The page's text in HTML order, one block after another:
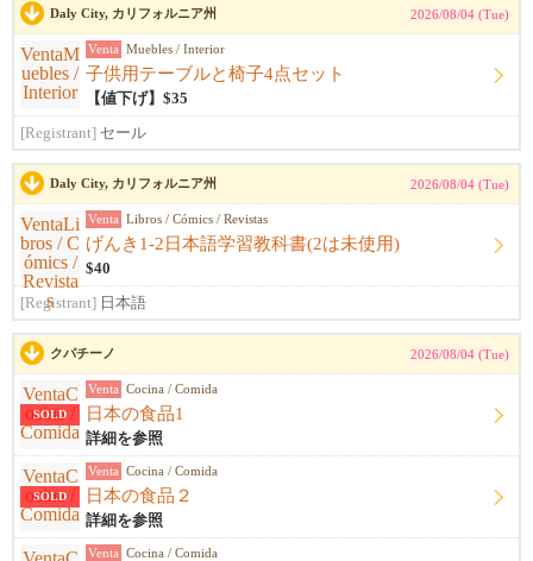
Daly City, カリフォルニア州 2026/08/04 (Tue)
Venta Muebles / Interior
子供用テーブルと椅子4点セット
【値下げ】$35
[Registrant] セール
Daly City, カリフォルニア州 2026/08/04 (Tue)
Venta Libros / Cómics / Revistas
げんき1-2日本語学習教科書(2は未使用)
$40
[Registrant] 日本語
クパチーノ 2026/08/04 (Tue)
SOLD
Venta Cocina / Comida
日本の食品1
詳細を参照
SOLD
Venta Cocina / Comida
日本の食品２
詳細を参照
Venta Cocina / Comida